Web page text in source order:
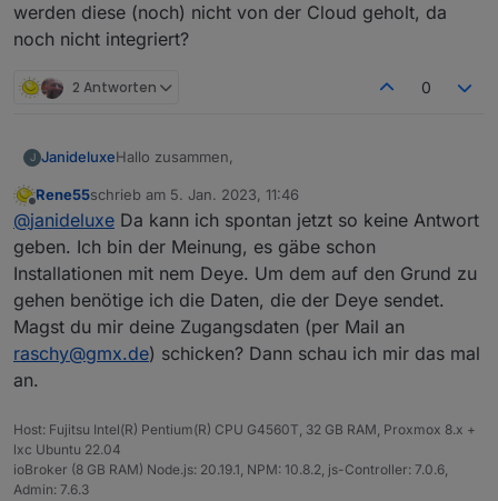
werden diese (noch) nicht von der Cloud geholt, da
noch nicht integriert?
2 Antworten 0
J JanideluxeHallo zusammen,
ich habe neben meinem Bosswerk MI600
Umrichter nun noch eine zweite Anlage mit einem
Deye SUN600G3 angeschafft (ebenfalls kompatibel
mit Solarmanapp) und in den Adapter integriert.
Jetzt ist mir aufgefallen, dass der Bosswerk viel
mehr Datenpunkte liefert als der Deye
(Totalproduktion, Tagesproduktion etc. fehlen
komplett). Liefert der Umrichter nicht mehr Werte
Offline
Rene55schrieb am 5. Jan. 2023, 11:46
zuletzt editiert von
@janideluxe Da kann ich spontan jetzt so keine Antwort
geben. Ich bin der Meinung, es gäbe schon
Installationen mit nem Deye. Um dem auf den Grund zu
gehen benötige ich die Daten, die der Deye sendet.
Magst du mir deine Zugangsdaten (per Mail an
raschy@gmx.de) schicken? Dann schau ich mir das mal
an.
Host: Fujitsu Intel(R) Pentium(R) CPU G4560T, 32 GB RAM, Proxmox 8.x +
lxc Ubuntu 22.04
ioBroker (8 GB RAM) Node.js: 20.19.1, NPM: 10.8.2, js-Controller: 7.0.6,
Admin: 7.6.3